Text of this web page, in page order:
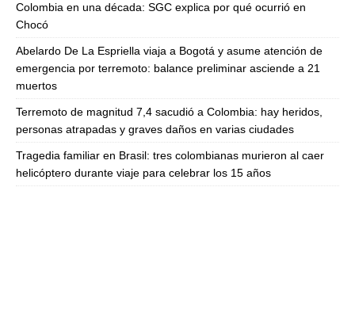
Colombia en una década: SGC explica por qué ocurrió en
Chocó
Abelardo De La Espriella viaja a Bogotá y asume atención de
emergencia por terremoto: balance preliminar asciende a 21
muertos
Terremoto de magnitud 7,4 sacudió a Colombia: hay heridos,
personas atrapadas y graves daños en varias ciudades
Tragedia familiar en Brasil: tres colombianas murieron al caer
helicóptero durante viaje para celebrar los 15 años